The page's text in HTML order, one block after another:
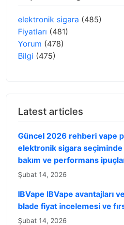
elektronik sigara (485)
Fiyatları (481)
Yorum (478)
Bilgi (475)
Latest articles
Güncel 2026 rehberi vape
elektronik sigara
bakım ve performans
Şubat 14, 2026
IBVape IBVape avantajları
blade fiyat incelemesi ve
Şubat 14, 2026